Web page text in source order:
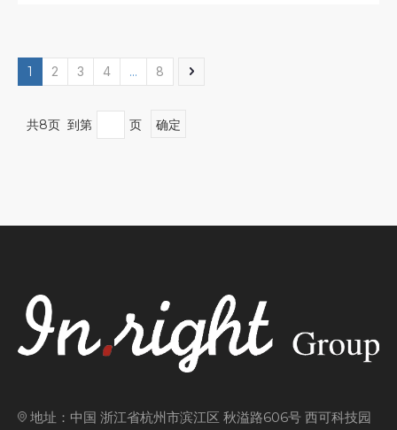
1 2 3 4 ... 8
共8页 到第 页 确定
地址：中国 浙江省杭州市滨江区 秋溢路606号 西可科技园